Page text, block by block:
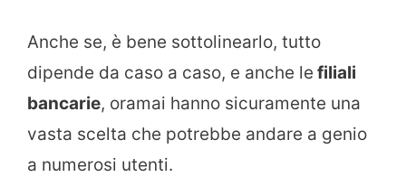
Anche se, è bene sottolinearlo, tutto
dipende da caso a caso, e anche le filiali
bancarie, oramai hanno sicuramente una
vasta scelta che potrebbe andare a genio
a numerosi utenti.